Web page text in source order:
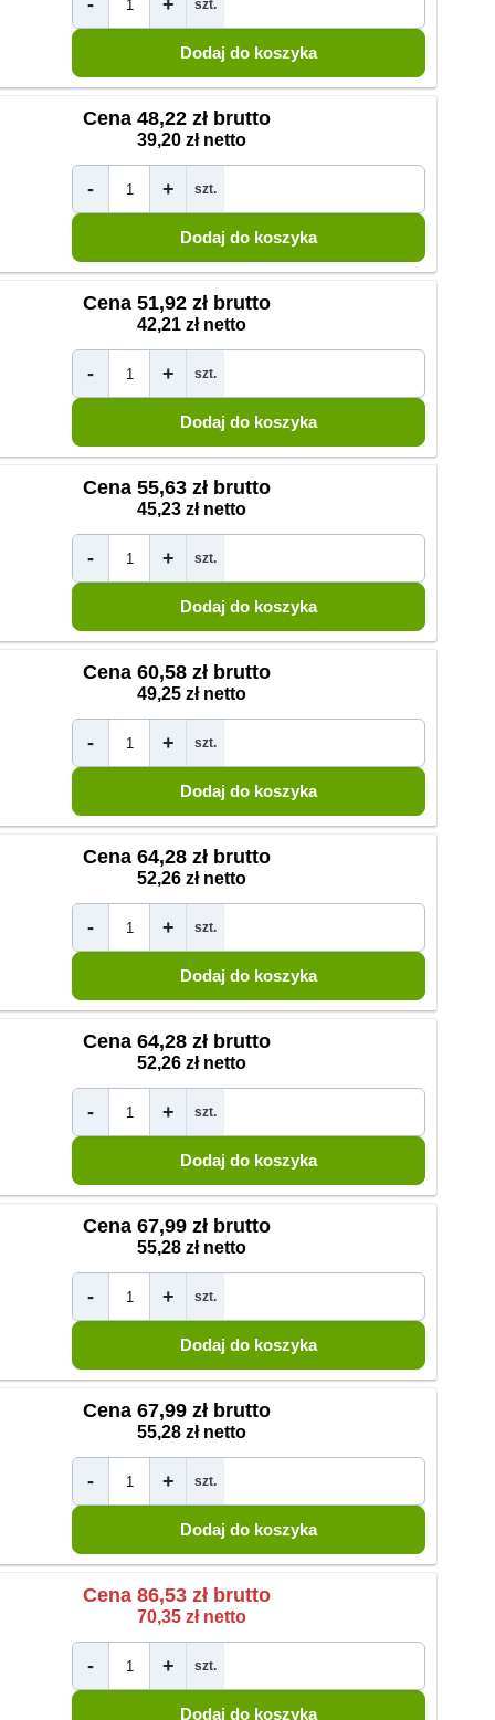
- + szt.
Cena 48,22 zł brutto
39,20 zł netto
- + szt.
Cena 51,92 zł brutto
42,21 zł netto
- + szt.
Cena 55,63 zł brutto
45,23 zł netto
- + szt.
Cena 60,58 zł brutto
49,25 zł netto
- + szt.
Cena 64,28 zł brutto
52,26 zł netto
- + szt.
Cena 64,28 zł brutto
52,26 zł netto
- + szt.
Cena 67,99 zł brutto
55,28 zł netto
- + szt.
Cena 67,99 zł brutto
55,28 zł netto
- + szt.
Cena 86,53 zł brutto
70,35 zł netto
- + szt.